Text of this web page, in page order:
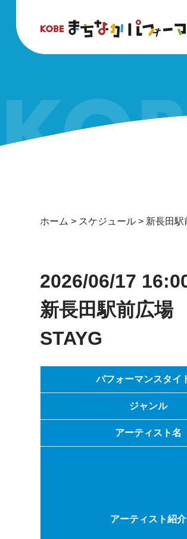
ホーム > スケジュール > 新長田駅
2026/06/17
新長田駅前広場
STAYG
パフォーマンスタイ
ジャンル
アーティスト名
アーティスト紹介